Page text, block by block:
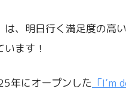
は、明日行く満足度の高
ます！
年にオープンした 「